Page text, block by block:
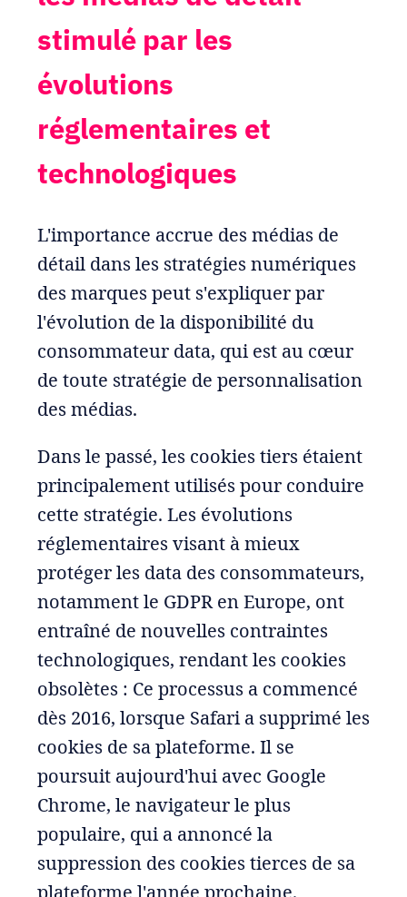
stimulé par les
évolutions
réglementaires et
technologiques
L'importance accrue des médias de
détail dans les stratégies numériques
des marques peut s'expliquer par
l'évolution de la disponibilité du
consommateur data, qui est au cœur
de toute stratégie de personnalisation
des médias.
Dans le passé, les cookies tiers étaient
principalement utilisés pour conduire
cette stratégie. Les évolutions
réglementaires visant à mieux
protéger les data des consommateurs,
notamment le GDPR en Europe, ont
entraîné de nouvelles contraintes
technologiques, rendant les cookies
obsolètes : Ce processus a commencé
dès 2016, lorsque Safari a supprimé les
cookies de sa plateforme. Il se
poursuit aujourd'hui avec Google
Chrome, le navigateur le plus
populaire, qui a annoncé la
suppression des cookies tierces de sa
plateforme l'année prochaine.